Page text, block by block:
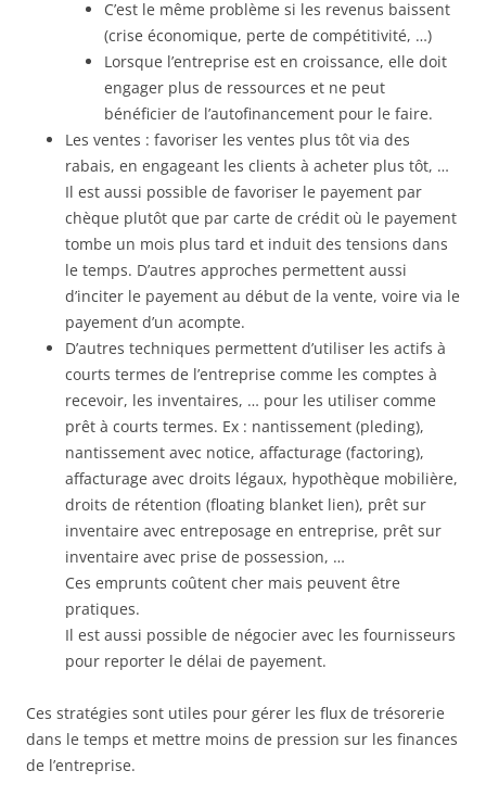
C’est le même problème si les revenus baissent
(crise économique, perte de compétitivité, …)
Lorsque l’entreprise est en croissance, elle doit
engager plus de ressources et ne peut
bénéficier de l’autofinancement pour le faire.
Les ventes : favoriser les ventes plus tôt via des
rabais, en engageant les clients à acheter plus tôt, …
Il est aussi possible de favoriser le payement par
chèque plutôt que par carte de crédit où le payement
tombe un mois plus tard et induit des tensions dans
le temps. D’autres approches permettent aussi
d’inciter le payement au début de la vente, voire via le
payement d’un acompte.
D’autres techniques permettent d’utiliser les actifs à
courts termes de l’entreprise comme les comptes à
recevoir, les inventaires, … pour les utiliser comme
prêt à courts termes. Ex : nantissement (pleding),
nantissement avec notice, affacturage (factoring),
affacturage avec droits légaux, hypothèque mobilière,
droits de rétention (floating blanket lien), prêt sur
inventaire avec entreposage en entreprise, prêt sur
inventaire avec prise de possession, …
Ces emprunts coûtent cher mais peuvent être
pratiques.
Il est aussi possible de négocier avec les fournisseurs
pour reporter le délai de payement.
Ces stratégies sont utiles pour gérer les flux de trésorerie
dans le temps et mettre moins de pression sur les finances
de l’entreprise.